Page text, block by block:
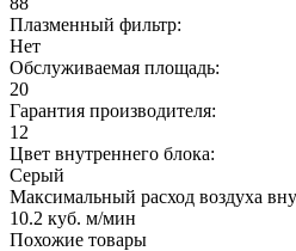
Плазменный фильтр:
Нет
Обслуживаемая площадь:
20
Гарантия производителя:
12
Цвет внутреннего блока:
Серый
Максимальный расход воздуха
10.2 куб. м/мин
Похожие товары